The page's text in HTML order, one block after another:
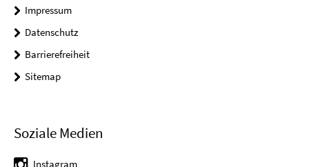
Impressum
Datenschutz
Barrierefreiheit
Sitemap
Soziale Medien
Instagram